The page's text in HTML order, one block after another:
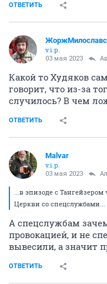
ОТВЕТИТЬ
v.i.p.
03 мая 2023
Какой то Худяков
говорит, что из-за
случилось? В чем
ОТВЕТИТЬ
Malvar
v.i.p.
03 мая 2023
...в эпизоде с
Церкви со спецслужбами...
А спецслужбам
провокацией, и не
вывесили, а значит
ОТВЕТИТЬ